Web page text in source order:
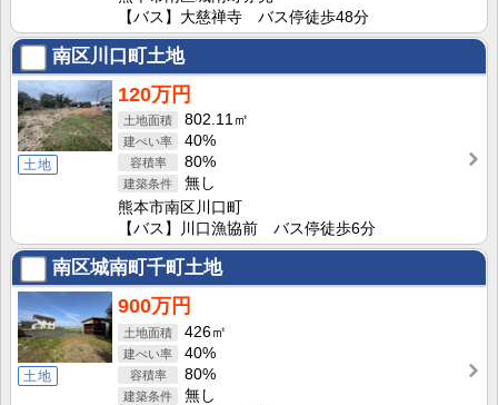
【バス】大慈禅寺 バス停徒歩48分
南区川口町土地
土地
120万円
802.11㎡
40%
80%
無し
熊本市南区川口町
【バス】川口漁協前 バス停徒歩6分
南区城南町千町土地
土地
900万円
426㎡
40%
80%
無し